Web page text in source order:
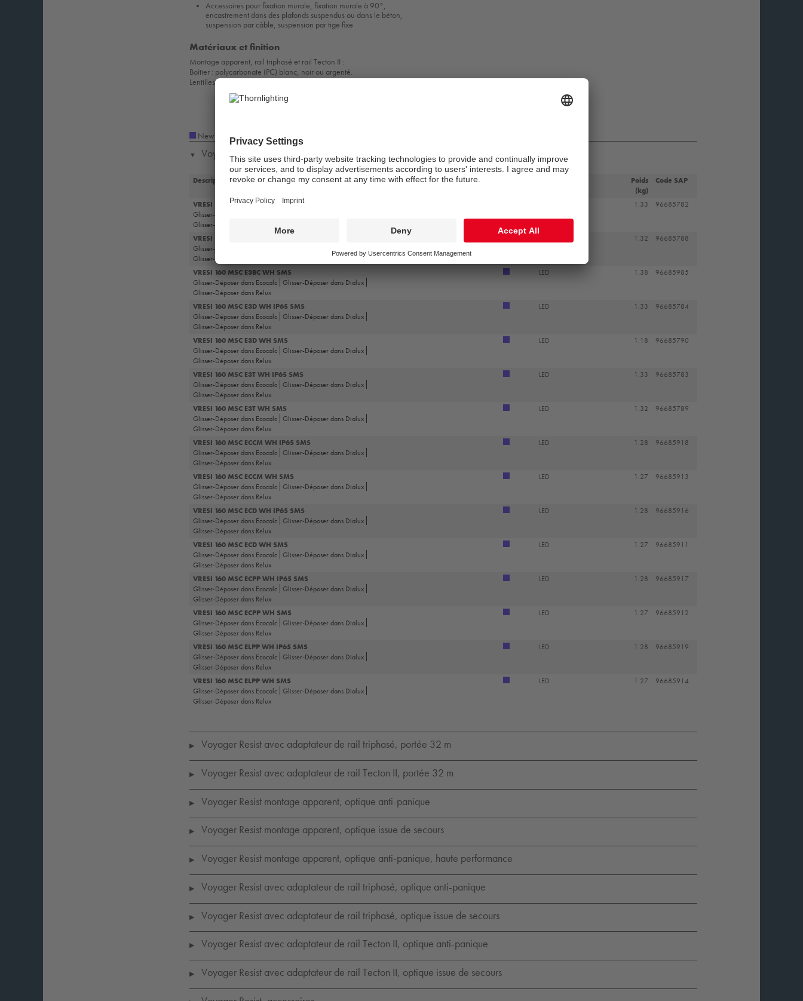
Accessoires pour fixation murale, fixation murale à 90°,
encastrement dans des plafonds suspendus ou dans le béton,
suspension par câble, suspension par tige fixe
Matériaux et finition
Montage apparent, rail triphasé et rail Tecton II :
Boîtier : polycarbonate (PC) blanc, noir ou argenté.
Lentilles du luminaire de secours : PMMA transparent.
New Product
▼ Voyager Resist montage apparent, portée 32 m
Description
Poids
(kg)
Code SAP
VRESI 160 MSC E3 WH IP65 SMS
Glisser-Déposer dans Ecocalc
Glisser-Déposer dans Relux
1.33 96685782
VRESI 160 MSC E3 WH SMS
Glisser-Déposer dans Ecocalc
Glisser-Déposer dans Relux
1.32 96685788
VRESI 160 MSC E3BC WH SMS
Glisser-Déposer dans Ecocalc Glisser-Déposer dans Dialux
Glisser-Déposer dans Relux
LED 1.38 96685985
VRESI 160 MSC E3D WH IP65 SMS
Glisser-Déposer dans Ecocalc Glisser-Déposer dans Dialux
Glisser-Déposer dans Relux
LED 1.33 96685784
VRESI 160 MSC E3D WH SMS
Glisser-Déposer dans Ecocalc Glisser-Déposer dans Dialux
Glisser-Déposer dans Relux
LED 1.18 96685790
VRESI 160 MSC E3T WH IP65 SMS
Glisser-Déposer dans Ecocalc Glisser-Déposer dans Dialux
Glisser-Déposer dans Relux
LED 1.33 96685783
VRESI 160 MSC E3T WH SMS
Glisser-Déposer dans Ecocalc Glisser-Déposer dans Dialux
Glisser-Déposer dans Relux
LED 1.32 96685789
VRESI 160 MSC ECCM WH IP65 SMS
Glisser-Déposer dans Ecocalc Glisser-Déposer dans Dialux
Glisser-Déposer dans Relux
LED 1.28 96685918
VRESI 160 MSC ECCM WH SMS
Glisser-Déposer dans Ecocalc Glisser-Déposer dans Dialux
Glisser-Déposer dans Relux
LED 1.27 96685913
VRESI 160 MSC ECD WH IP65 SMS
Glisser-Déposer dans Ecocalc Glisser-Déposer dans Dialux
Glisser-Déposer dans Relux
LED 1.28 96685916
VRESI 160 MSC ECD WH SMS
Glisser-Déposer dans Ecocalc Glisser-Déposer dans Dialux
Glisser-Déposer dans Relux
LED 1.27 96685911
VRESI 160 MSC ECPP WH IP65 SMS
Glisser-Déposer dans Ecocalc Glisser-Déposer dans Dialux
Glisser-Déposer dans Relux
LED 1.28 96685917
VRESI 160 MSC ECPP WH SMS
Glisser-Déposer dans Ecocalc Glisser-Déposer dans Dialux
Glisser-Déposer dans Relux
LED 1.27 96685912
VRESI 160 MSC ELPP WH IP65 SMS
Glisser-Déposer dans Ecocalc Glisser-Déposer dans Dialux
Glisser-Déposer dans Relux
LED 1.28 96685919
VRESI 160 MSC ELPP WH SMS
Glisser-Déposer dans Ecocalc Glisser-Déposer dans Dialux
Glisser-Déposer dans Relux
LED 1.27 96685914
▶ Voyager Resist avec adaptateur de rail triphasé, portée 32 m
▶ Voyager Resist avec adaptateur de rail Tecton II, portée 32 m
▶ Voyager Resist montage apparent, optique anti-panique
▶ Voyager Resist montage apparent, optique issue de secours
▶ Voyager Resist montage apparent, optique anti-panique, haute performance
▶ Voyager Resist avec adaptateur de rail triphasé, optique anti-panique
▶ Voyager Resist avec adaptateur de rail triphasé, optique issue de secours
▶ Voyager Resist avec adaptateur de rail Tecton II, optique anti-panique
▶ Voyager Resist avec adaptateur de rail Tecton II, optique issue de secours